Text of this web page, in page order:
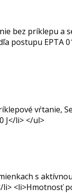
bez príklepu a
postupu EPTA
vŕtanie,
J</li> </ul>
s
<li>Hmotnosť